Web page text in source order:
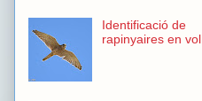
Identificació de
rapinyaires en vol